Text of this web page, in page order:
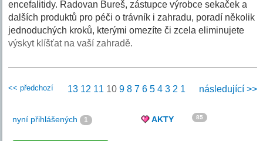
encefalitidy. Radovan Bureš, zástupce výrobce sekaček a
dalších produktů pro péči o trávník i zahradu, poradí několik
jednoduchých kroků, kterými omezíte či zcela eliminujete
výskyt klíšťat na vaší zahradě.
<< předchozí následující >>
13 12 11 10 9 8 7 6 5 4 3 2 1
nyní přihlášených 1 AKTY 85